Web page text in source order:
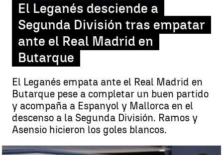
El Leganés desciende a
Segunda División tras empatar
ante el Real Madrid en
Butarque
El Leganés empata ante el Real Madrid en
Butarque pese a completar un buen partido
y acompaña a Espanyol y Mallorca en el
descenso a la Segunda División. Ramos y
Asensio hicieron los goles blancos.